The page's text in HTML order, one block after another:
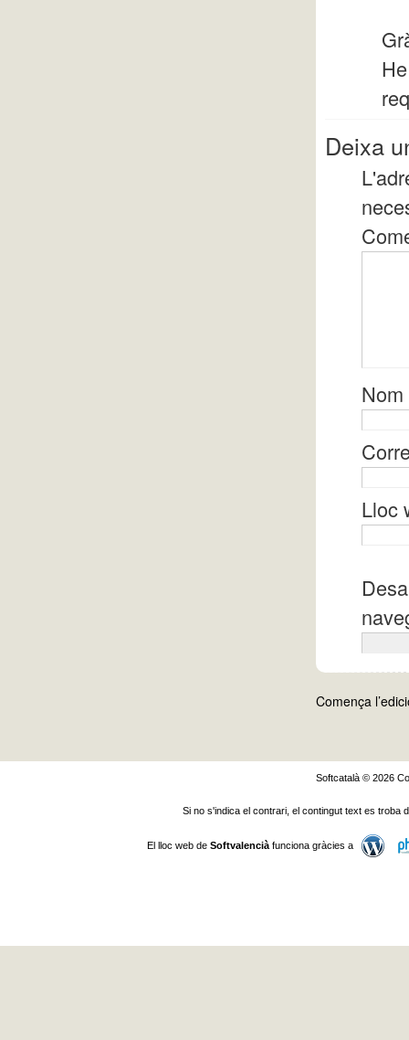
Deixa
Nom
Lloc
Comença
Softcatalà © 2026
Si no s'indica el contrari, el contingut text es troba
El lloc web de Softvalenciàfunciona gràcies a